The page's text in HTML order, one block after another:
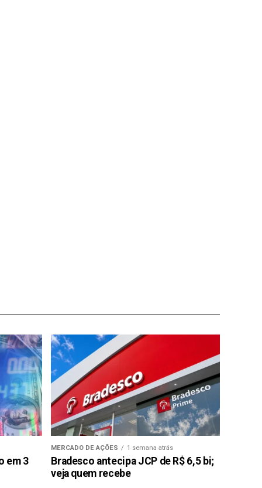
em 3
MERCADO DE AÇÕES 1 semana atrás
Bradesco antecipa JCP de R$ 6,5 bi;
veja quem recebe